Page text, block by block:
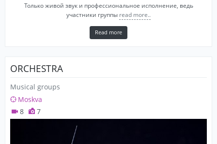
Только живой звук и профессиональное исполнение, ведь
участники группы read more..
Read more
ORCHESTRA
Musical groups
Moskva
8
7